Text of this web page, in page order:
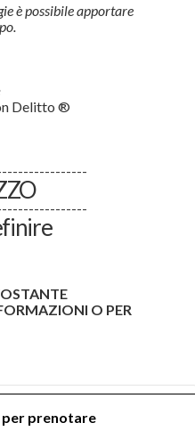
è possibile apportare
Delitto ®
O PER
per prenotare